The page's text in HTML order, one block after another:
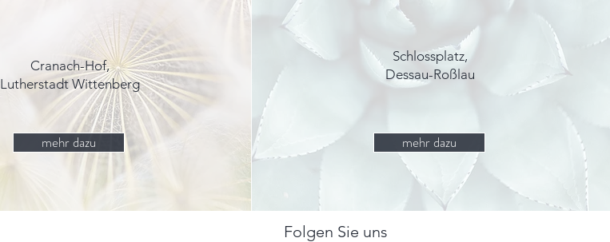
Cranach-Hof,
Lutherstadt Wittenberg
mehr dazu
Schlossplatz,
Dessau-Roßlau
mehr dazu
Folgen Sie uns